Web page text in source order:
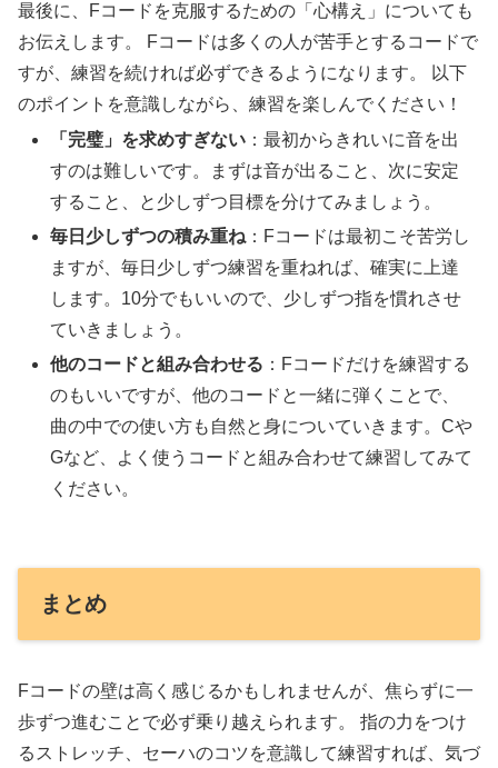
最後に、Fコードを克服するための「心構え」についても
お伝えします。 Fコードは多くの人が苦手とするコードで
すが、練習を続ければ必ずできるようになります。 以下
のポイントを意識しながら、練習を楽しんでください！
「完璧」を求めすぎない ：最初からきれいに音を出
すのは難しいです。まずは音が出ること、次に安定
すること、と少しずつ目標を分けてみましょう。
毎日少しずつの積み重ね ：Fコードは最初こそ苦労し
ますが、毎日少しずつ練習を重ねれば、確実に上達
します。10分でもいいので、少しずつ指を慣れさせ
ていきましょう。
他のコードと組み合わせる ：Fコードだけを練習する
のもいいですが、他のコードと一緒に弾くことで、
曲の中での使い方も自然と身についていきます。Cや
Gなど、よく使うコードと組み合わせて練習してみて
ください。
まとめ
Fコードの壁は高く感じるかもしれませんが、焦らずに一
歩ずつ進むことで必ず乗り越えられます。 指の力をつけ
るストレッチ、セーハのコツを意識して練習すれば、気づ